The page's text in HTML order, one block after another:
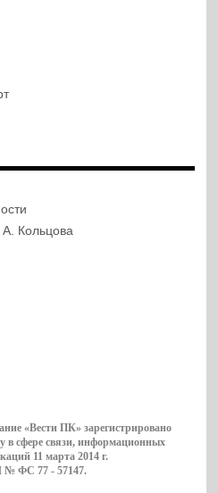
Кольцова
«Вести ПК» зарегистрировано
в сфере связи, информационных
11 марта 2014 г.
№ ФС 77 - 57147.